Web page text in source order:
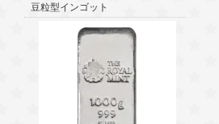
豆粒型インゴット